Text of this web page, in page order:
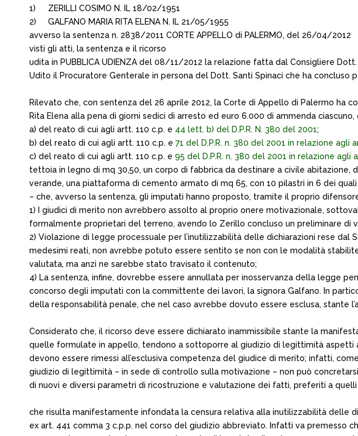
1)
ZERILLI COSIMO N. IL 18/02/1951
2)
GALFANO MARIA RITA ELENA N. IL 21/05/1955
avverso la sentenza n. 2838/2011 CORTE APPELLO di PALERMO, del 26/04/2012
visti gli atti, la sentenza e il ricorso
udita in PUBBLICA UDIENZA del 08/11/2012 la relazione fatta dal Consigliere Dott.
Udito il Procuratore Genterale in persona del Dott. Santi Spinaci che ha concluso
Rilevato che, con sentenza del 26 aprile 2012, la Corte di Appello di Palermo ha
Rita Elena alla pena di giorni sedici di arresto ed euro 6.000 di ammenda ciascuno,
a) del reato di cui agli artt. 110 c.p. e 44 lett. b) del D.P.R. N. 380 del 2001;
b) del reato di cui agli artt. 110 c.p. e 71 del D.P.R. n. 380 del 2001 in relazione agli
c) del reato di cui agli artt. 110 c.p. e 95 del D.P.R. n. 380 del 2001 in relazione agli
tettoia in legno di mq 30,50, un corpo di fabbrica da destinare a civile
verande, una piattaforma di cemento armato di mq 65, con 10 pilastri in 6 dei
– che, avverso la sentenza, gli imputati hanno proposto, tramite il proprio
1) I giudici di merito non avrebbero assolto al proprio onere motivazionale,
formalmente proprietari del terreno, avendo lo Zerillo concluso un preliminare di
2) Violazione di legge processuale per l’inutilizzabilità delle dichiarazioni rese
medesimi reati, non avrebbe potuto essere sentito se non con le modalità
valutata, ma anzi ne sarebbe stato travisato il contenuto;
4) La sentenza, infine, dovrebbe essere annullata per inosservanza della legge
concorso degli imputati con la committente dei lavori, la signora Galfano. In
della responsabilità penale, che nel caso avrebbe dovuto essere esclusa, stante
Considerato che, il ricorso deve essere dichiarato inammissibile stante la
quelle formulate in appello, tendono a sottoporre al giudizio di legittimità
devono essere rimessi all’esclusiva competenza del giudice di merito; infatti,
giudizio di legittimità – in sede di controllo sulla motivazione – non può
di nuovi e diversi parametri di ricostruzione e valutazione dei fatti, preferiti a
che risulta manifestamente infondata la censura relativa alla inutilizzabilità delle
ex art. 441 comma 3 c.p.p. nel corso del giudizio abbreviato. Infatti va premesso